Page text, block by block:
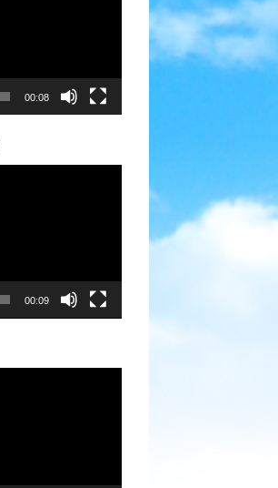
00:08
00:09